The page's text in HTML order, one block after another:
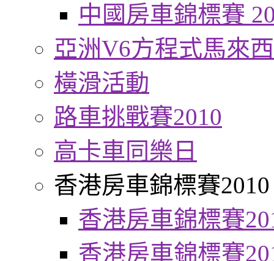
中國房車錦標賽
亞洲V6方程式馬來
橫滑活動
路車挑戰賽2010
高卡車同樂日
香港房車錦標賽2010
香港房車錦標賽
香港房車錦標賽